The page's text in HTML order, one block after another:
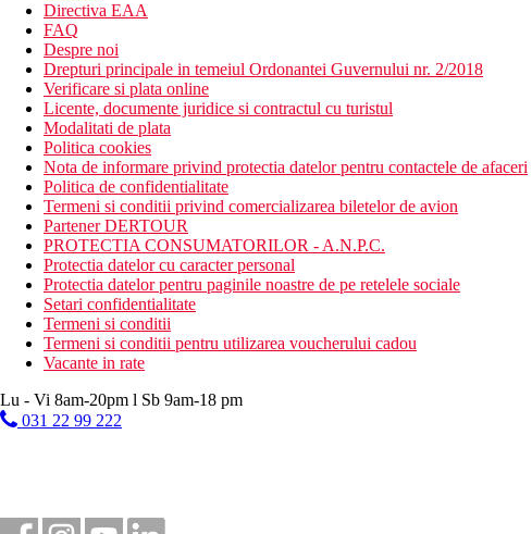
Directiva EAA
FAQ
Despre noi
Drepturi principale in temeiul Ordonantei Guvernului nr. 2/2018
Verificare si plata online
Licente, documente juridice si contractul cu turistul
Modalitati de plata
Politica cookies
Nota de informare privind protectia datelor pentru contactele de afaceri
Politica de confidentialitate
Termeni si conditii privind comercializarea biletelor de avion
Partener DERTOUR
PROTECTIA CONSUMATORILOR - A.N.P.C.
Protectia datelor cu caracter personal
Protectia datelor pentru paginile noastre de pe retelele sociale
Setari confidentialitate
Termeni si conditii
Termeni si conditii pentru utilizarea voucherului cadou
Vacante in rate
Lu - Vi 8am-20pm l Sb 9am-18 pm
031 22 99 222